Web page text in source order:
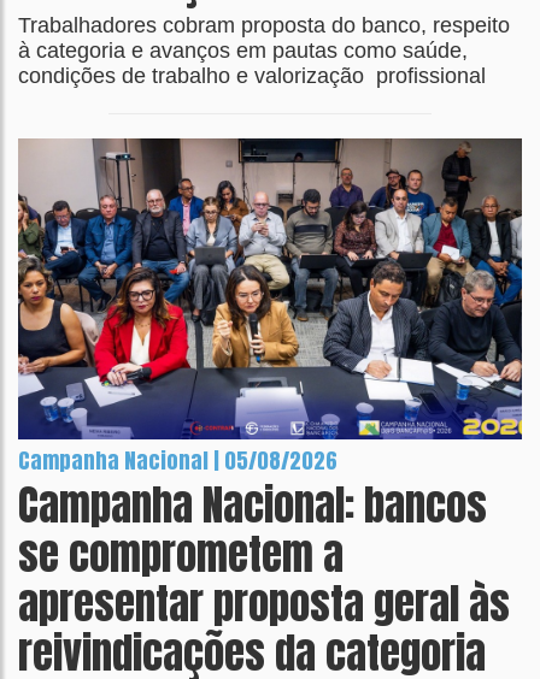
Trabalhadores cobram proposta do banco, respeito
à categoria e avanços em pautas como saúde,
condições de trabalho e valorização profissional
Campanha Nacional | 05/08/2026
Campanha Nacional: bancos
se comprometem a
apresentar proposta geral às
reivindicações da categoria